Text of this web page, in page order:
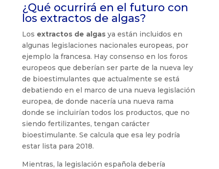
¿Qué ocurrirá en el futuro con
los extractos de algas?
Los extractos de algasya están incluidos en
algunas legislaciones nacionales europeas, por
ejemplo la francesa. Hay consenso en los foros
europeos que deberían ser parte de la nueva ley
de bioestimulantes que actualmente se está
debatiendo en el marco de una nueva legislación
europea, de donde nacería una nueva rama
donde se incluirían todos los productos, que no
siendo fertilizantes, tengan carácter
bioestimulante. Se calcula que esa ley podría
estar lista para 2018.
Mientras, la legislación española debería